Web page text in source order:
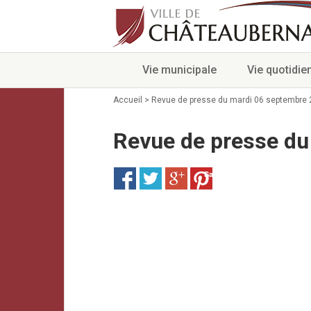
Vie municipale Vie
Accueil > Revue de presse du mardi 06 septembre
Revue de presse
Save